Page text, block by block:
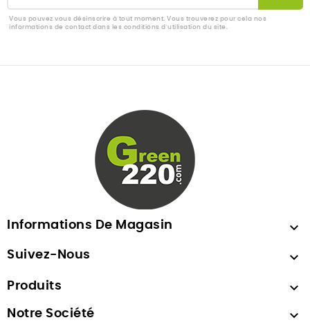
Vous pouvez vous désinscrire à tout moment. Vous trouverez pour cela nos
informations de contact dans les conditions d'utilisation du site.
Informations De Magasin 
Suivez-Nous 
Produits 
Notre Société 